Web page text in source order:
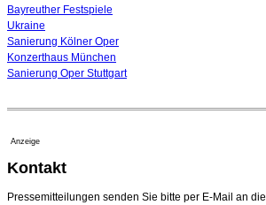
04. August 2026 - 13:30 Uhr
Bayreuther Festspiele
Ukraine
Sanierung Kölner Oper
Konzerthaus München
Sanierung Oper Stuttgart
Anzeige
Kontakt
Pressemitteilungen senden Sie bitte per E-Mail an die